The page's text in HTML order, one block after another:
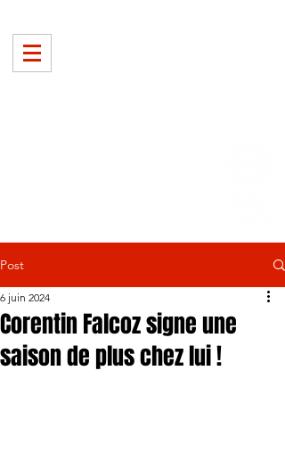
Post
Corentin Falcoz signe une
saison de plus chez lui !
6 juin 2024